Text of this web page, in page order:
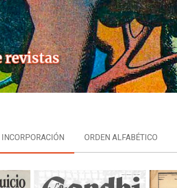
Skip
to
content
ORDEN ALFABÉTICO